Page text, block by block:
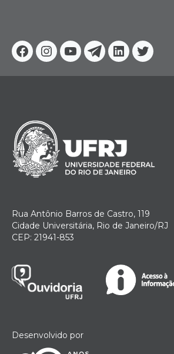
Facebook
Instagram
YoutubeTelegram
Linkedin
Rua Antônio Barros de Castro, 119
Cidade Universitária, Rio de Janeiro/RJ
CEP: 21941-853
Desenvolvido por